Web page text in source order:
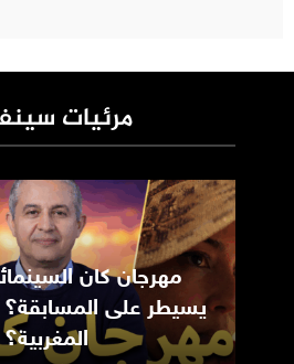
مرئيات
يسيطر على المسابقة؟
المغربية؟